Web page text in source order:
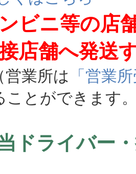
ビニ等の店
店舗へ発送
業所は 「営業
ことができます
当ドライバー